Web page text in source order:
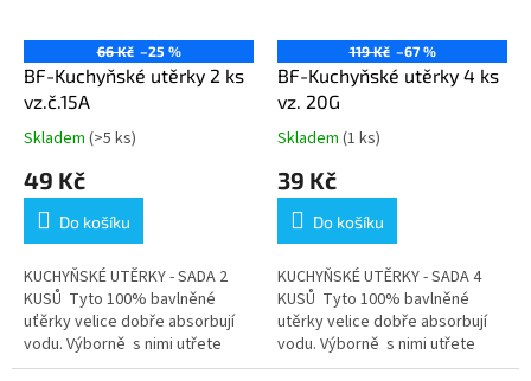
66 Kč –25 %
BF-Kuchyňské utěrky 2 ks
vz.č.15A
Průměrné
produktu
5,0
5
hvězdiček.
Skladem (>5 ks)
49 Kč
Do košíku
KUCHYŇSKÉ UTĚRKY - SADA 2
KUSŮ Tyto 100% bavlněné
uťěrky velice dobře absorbují
vodu. Výborně s nimi utřete
jakýkoliv mokrý povrch. Jsou
119 Kč –67 %
BF-Kuchyňské utěrky 4 ks
vz. 20G
Průměrné
produktu
4,0
5
hvězdiček.
Skladem (1 ks)
39 Kč
Do košíku
KUCHYŇSKÉ UTĚRKY - SADA 4
KUSŮ Tyto 100% bavlněné
utěrky velice dobře absorbují
vodu. Výborně s nimi utřete
jakýkoliv mokrý povrch. Jsou